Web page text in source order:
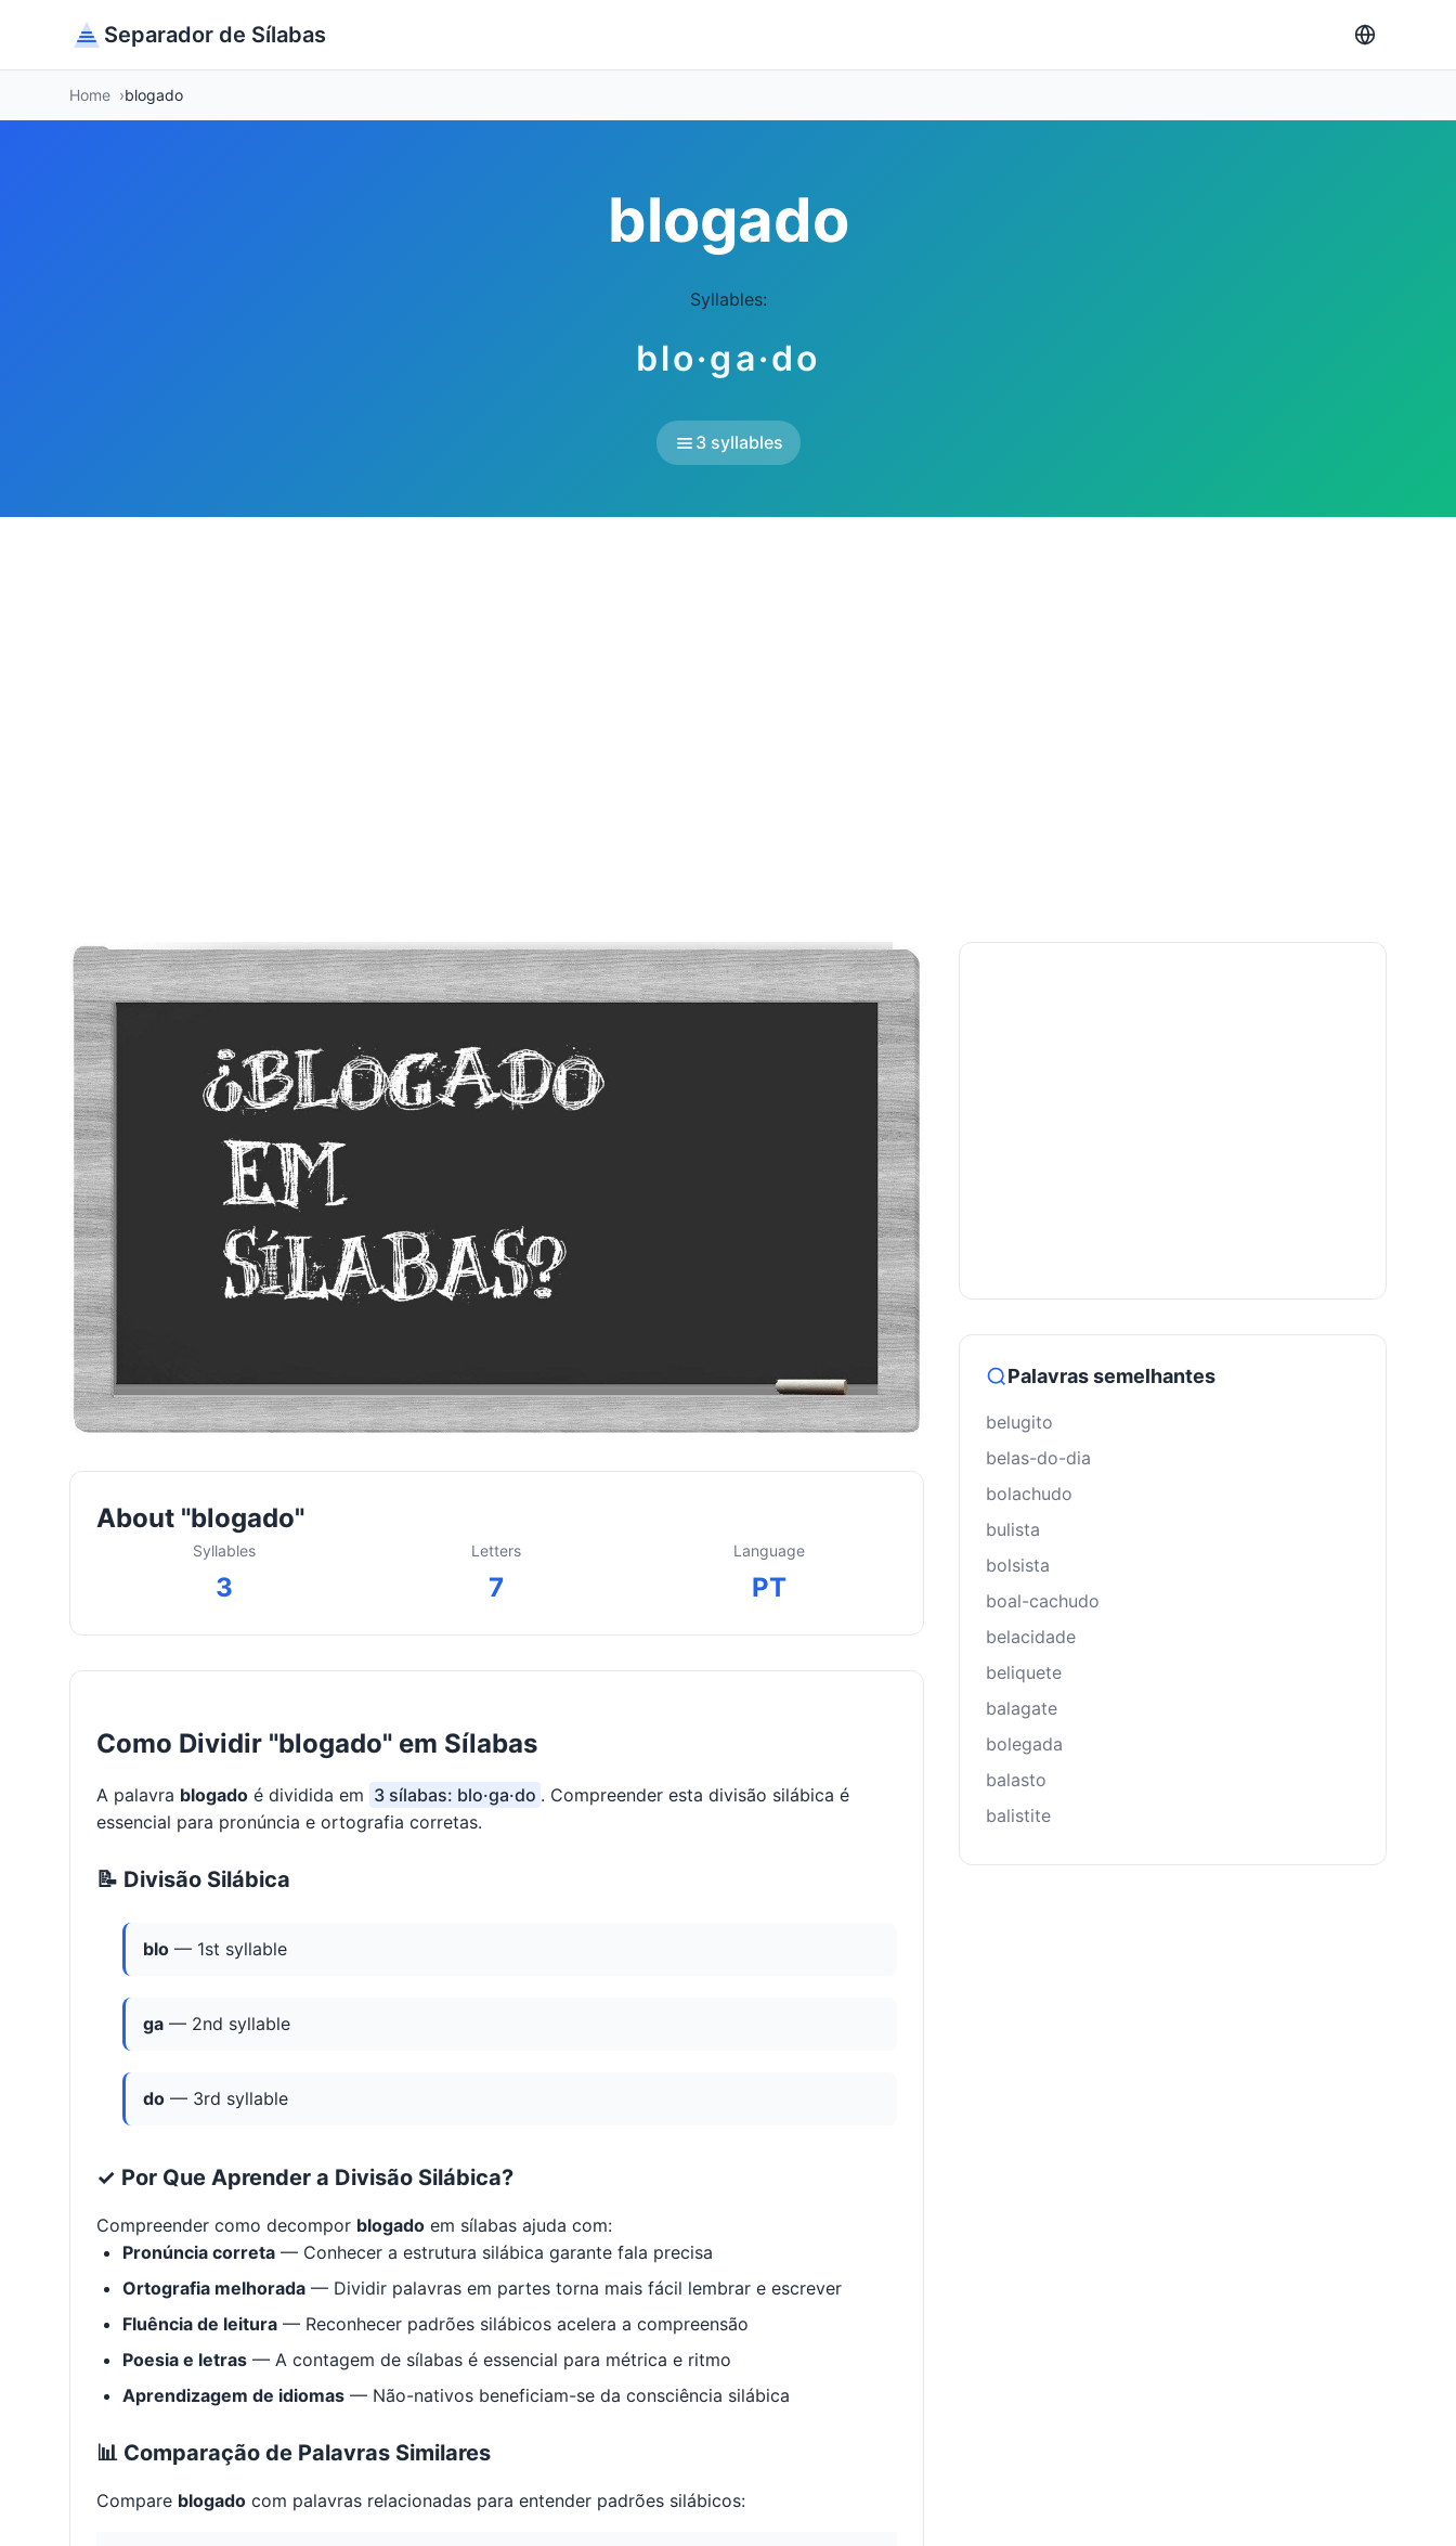
Separador de Sílabas
Home blogado
blogado
Syllables:
blo·ga·do
3 syllables
About "blogado"
Syllables
3
Letters
7
Language
PT
Como Dividir "blogado" em Sílabas
A palavra blogado é dividida em 3 sílabas: blo·ga·do . Compreender esta divisão silábica é
essencial para pronúncia e ortografia corretas.
📝 Divisão Silábica
blo — 1st syllable
ga — 2nd syllable
do — 3rd syllable
✓ Por Que Aprender a Divisão Silábica?
Compreender como decompor blogado em sílabas ajuda com:
Pronúncia correta — Conhecer a estrutura silábica garante fala precisa
Ortografia melhorada — Dividir palavras em partes torna mais fácil lembrar e escrever
Fluência de leitura — Reconhecer padrões silábicos acelera a compreensão
Poesia e letras — A contagem de sílabas é essencial para métrica e ritmo
Aprendizagem de idiomas — Não-nativos beneficiam-se da consciência silábica
📊 Comparação de Palavras Similares
Compare blogado com palavras relacionadas para entender padrões silábicos:
Palavras semelhantes
belugito
belas-do-dia
bolachudo
bulista
bolsista
boal-cachudo
belacidade
beliquete
balagate
bolegada
balasto
balistite